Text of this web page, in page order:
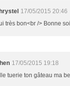
17/05/2015 20:46
très bon<br /> Bonne
17/05/2015 19:18
tuerie ton gâteau ma